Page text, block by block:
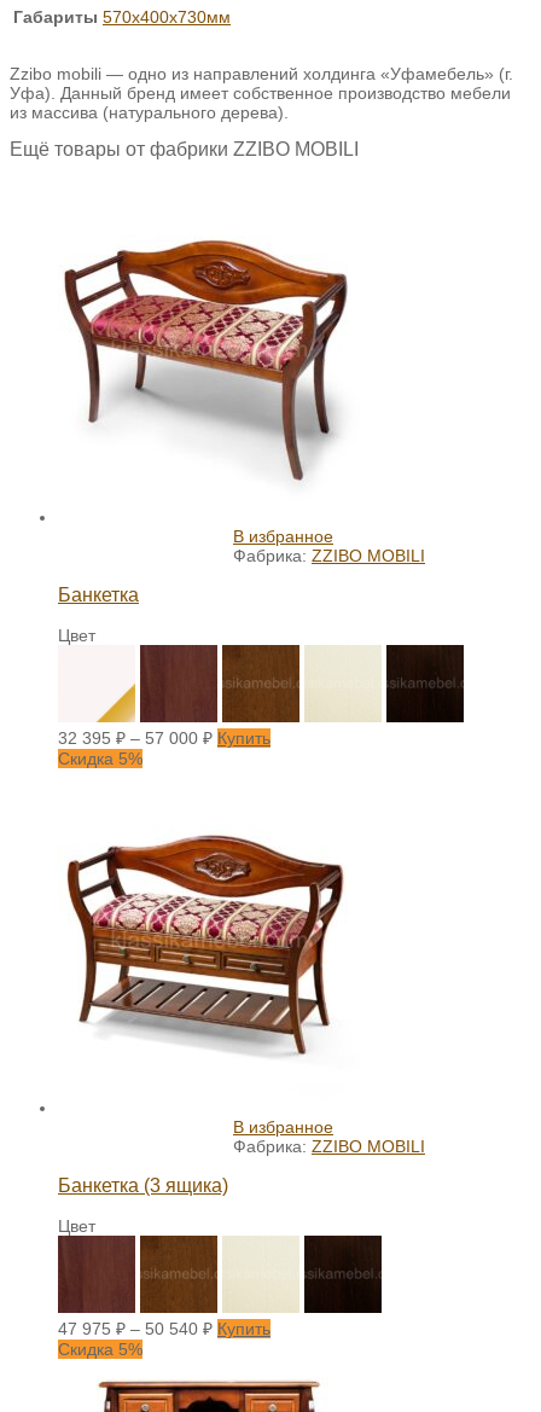
Габариты 570х400х730мм
Zzibo mobili — одно из направлений холдинга «Уфамебель» (г.
Уфа). Данный бренд имеет собственное производство мебели
из массива (натурального дерева).
Ещё товары от фабрики ZZIBO MOBILI
В избранное
Фабрика: ZZIBO MOBILI
Банкетка
Цвет
32 395 ₽ – 57 000 ₽ Купить
Скидка 5%
В избранное
Фабрика: ZZIBO MOBILI
Банкетка (3 ящика)
Цвет
47 975 ₽ – 50 540 ₽ Купить
Скидка 5%